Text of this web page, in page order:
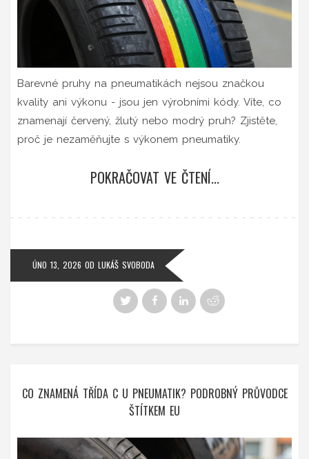
Barevné pruhy na pneumatikách nejsou značkou
kvality ani výkonu - jsou jen výrobními kódy. Víte, co
znamenají červený, žlutý nebo modrý pruh? Zjistěte,
proč je nezaměňujte s výkonem pneumatiky.
POKRAČOVAT VE ČTENÍ...
ÚNO 13, 2026 OD LUKÁŠ SVOBODA
CO ZNAMENÁ TŘÍDA C U PNEUMATIK? PODROBNÝ PRŮVODCE
ŠTÍTKEM EU